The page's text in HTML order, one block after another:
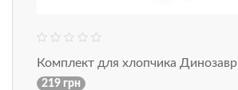
Комплект для хлопчика Динозавр
219 грн